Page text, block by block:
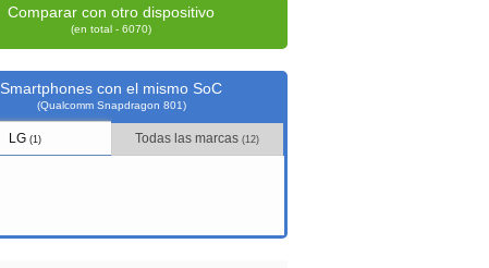
Comparar con otro dispositivo
(en total - 6070)
Smartphones con el mismo SoC
(Qualcomm Snapdragon 801)
LG(1) Todas las marcas(12)